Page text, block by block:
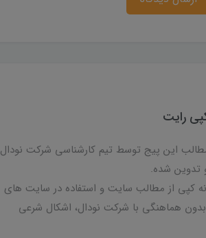
رایت
این پیج توسط تیم کارشناسی شرکت نودال
تدوین شده.
کپی از مطالب سایت و استفاده در سایت های
بدون هماهنگی با شرکت نودال، اشکال شرعی